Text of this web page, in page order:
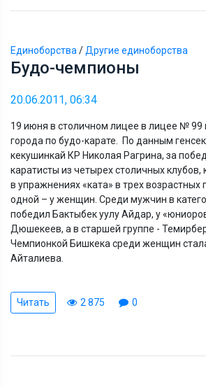
Единоборства / Другие единоборства
Будо-чемпионы
20.06.2011, 06:34
19 июня в столичном лицее в лицее №
города по будо-карате. По данным
кекушинкай КР Николая Рагрина, за
каратисты из четырех столичных клубов,
в упражнениях «ката» в трех возрастных
одной – у женщин. Среди мужчин в
победил Бактыбек уулу Айдар, у
Дюшекеев, а в старшей группе -
Чемпионкой Бишкека среди женщин
Айталиева.
Читать 2 875 0